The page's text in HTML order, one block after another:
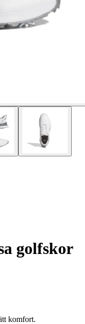
golfskor
komfort.